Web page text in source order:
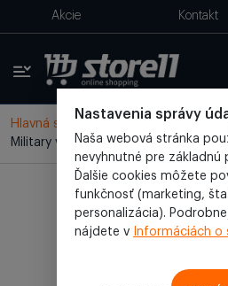
Akcie Kontakt
Hlavná stránka Všetky produkty
Military vesta, taktická vesta khaki
Nastavenia správy
Naša webová stránka
nevyhnutné pre základnú
Ďalšie cookies môžete
funkčnosť (marketing,
personalizácia).
nájdete v Informáciách o